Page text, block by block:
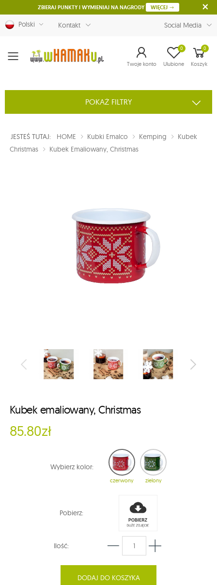
ZBIERAJ PUNKTY I WYMIENIAJ NA NAGRODY WIĘCEJ
Polski Kontakt Social Media
Menu Twoje konto Ulubione
0 0
Koszyk
POKAŻ FILTRY
JESTEŚ TUTAJ: HOME Kubki Emalco Kemping
Kubek
Christmas
Kubek Emaliowany, Christmas
Kubek emaliowany, Christmas
85.80zł
Wybierz kolor:
czerwony zielony
Pobierz:
Ilość:
DODAJ DO KOSZYKA